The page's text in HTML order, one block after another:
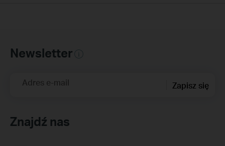
Newsletter
Adres e-mail Zapisz się
Znajdź nas